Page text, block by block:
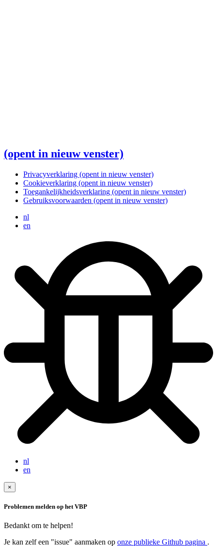
(opent in nieuw venster)
Privacyverklaring (opent in nieuw venster)
Cookieverklaring (opent in nieuw venster)
Toegankelijkheidsverklaring (opent in nieuw venster)
Gebruiksvoorwaarden (opent in nieuw venster)
nl
en
nl
en
×
Problemen melden op het VBP
Bedankt om te helpen!
Je kan zelf een "issue" aanmaken op onze publieke Github pagina .